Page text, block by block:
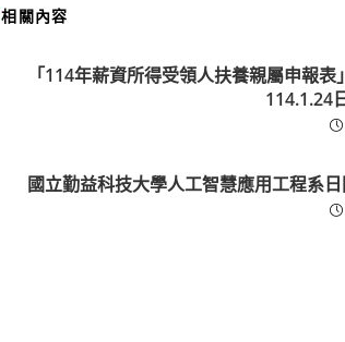
相關內容
「114年薪資所得受領人扶養親屬申報
114.1.24
國立勤益科技大學人工智慧應用工程系